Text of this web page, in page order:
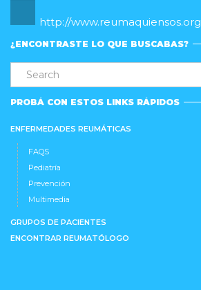
http://www.reumaquiensos.org
¿ENCONTRASTE LO QUE BUSCABAS?
PROBÁ CON ESTOS LINKS RÁPIDOS
ENFERMEDADES REUMÁTICAS
FAQS
Pediatría
Prevención
Multimedia
GRUPOS DE PACIENTES
ENCONTRAR REUMATÓLOGO